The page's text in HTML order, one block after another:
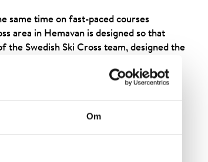
Om
same time on fast-paced courses
area in Hemavan is designed so that
the Swedish Ski Cross team, designed the
lifts), where skiers old and young can